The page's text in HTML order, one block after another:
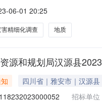
北京时间）前提交响应文件。
：竞争性磋商预算
06-01 20:25
害精细化调查 地质
源和规划局汉源县
四川省｜雅安市｜汉源县
招标单位